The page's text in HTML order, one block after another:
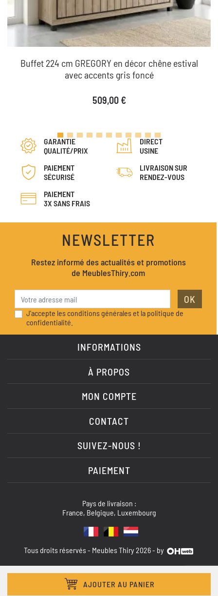
Buffet 224 cm GREGORY en décor chêne estival
avec accents gris foncé
Prix
509,00 €
AJOUTER AU PANIER
GARANTIE
QUALITÉ/PRIX
DIRECT
USINE
PAIEMENT
SÉCURISÉ
LIVRAISON SUR
RENDEZ-VOUS
PAIEMENT
3X SANS FRAIS
NEWSLETTER
Restez informé des actualités et promotions
de MeublesThiry.com
OK
J'accepte les conditions générales et la politique de
confidentialité.
INFORMATIONS
À PROPOS
MON COMPTE
CONTACT
SUIVEZ-NOUS !
PAIEMENT
Pays de livraison :
France, Belgique, Luxembourg
Tous droits réservés - Meubles Thiry 2026 - by